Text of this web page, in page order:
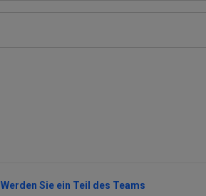
Werden Sie ein Teil des Teams